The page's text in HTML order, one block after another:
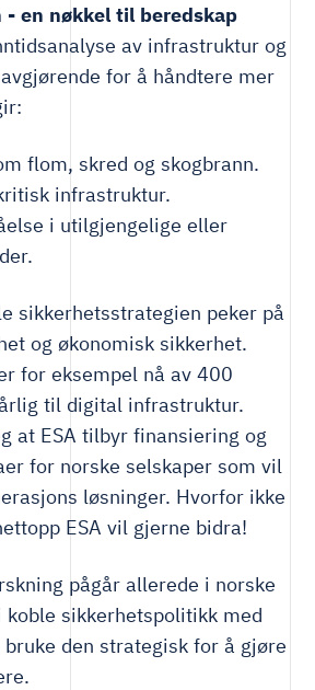
- en nøkkel til beredskap
av infrastruktur og
for å håndtere mer
flom, skred og skogbrann.
infrastruktur.
i utilgjengelige eller
sikkerhetsstrategien peker på
og økonomisk sikkerhet.
for eksempel nå av 400
til digital infrastruktur.
at ESA tilbyr finansiering og
for norske selskaper som vil
løsninger. Hvorfor ikke
ESA vil gjerne bidra!
pågår allerede i norske
sikkerhetspolitikk med
den strategisk for å gjøre